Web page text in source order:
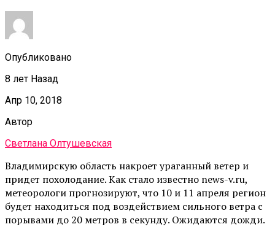
Опубликовано
8 лет Назад
Апр 10, 2018
Автор
Светлана Олтушевская
Владимирскую область накроет ураганный ветер и
придет похолодание. Как стало известно news-v.ru,
метеорологи прогнозируют, что 10 и 11 апреля регион
будет находиться под воздействием сильного ветра с
порывами до 20 метров в секунду. Ожидаются дожди.